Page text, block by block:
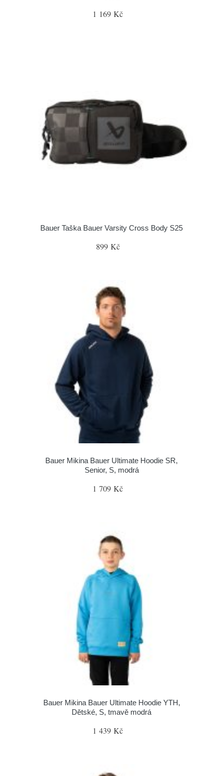
1 169 Kč
Bauer Taška Bauer Varsity Cross Body S25
899 Kč
Bauer Mikina Bauer Ultimate Hoodie SR,
Senior, S, modrá
1 709 Kč
Bauer Mikina Bauer Ultimate Hoodie YTH,
Dětské, S, tmavě modrá
1 439 Kč